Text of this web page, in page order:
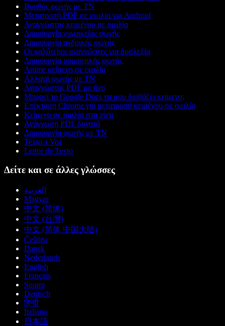
Βοηθός φωνής με ΤΝ
Μετατροπή PDF σε ομιλία για Android
Αναγνώστης κειμένου σε ομιλία
Δημιουργία γυναικείας φωνής
Δημιουργία ανδρικής φωνής
Οι καλύτεροι αναγνώστες για δυσλεξία
Δημιουργία ρομποτικής φωνής
Anime κείμενο σε ομιλία
Αλλαγή φωνής με ΤΝ
Αναγνώστης PDF με ήχο
Μπορεί το Google Docs να μου διαβάζει κείμενο;
Επέκταση Chrome για μετατροπή κειμένου σε ομιλία
Κείμενο σε ομιλία στα χίντι
Ανάγνωση PDF δυνατά
Δημιουργία φωνής με ΤΝ
Texto a Voz
Leitor de Texto
Δείτε και σε άλλες γλώσσες
العربية
Magyar
中文 (简体)
中文 (台灣)
中文 (简体 中国大陆)
Čeština
Dansk
Nederlands
English
Français
Suomi
Deutsch
हिन्दी
Italiano
日本語